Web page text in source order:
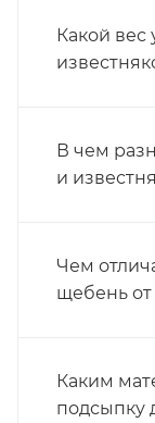
Какой вес
В чем
и
Чем
щебень от
Каким
подсыпку